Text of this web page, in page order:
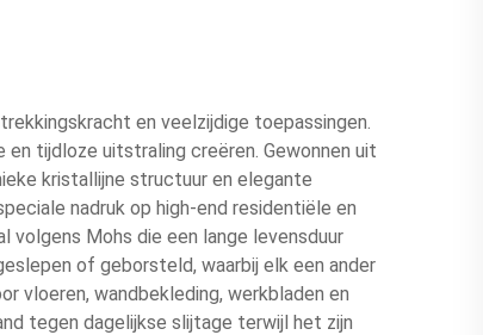
en veelzijdige toepassingen.
tijdloze uitstraling creëren. Gewonnen uit
kristallijne structuur en elegante
nadruk op high-end residentiële en
volgens Mohs die een lange levensduur
of geborsteld, waarbij elk een ander
vloeren, wandbekleding, werkbladen en
tegen dagelijkse slijtage terwijl het zijn